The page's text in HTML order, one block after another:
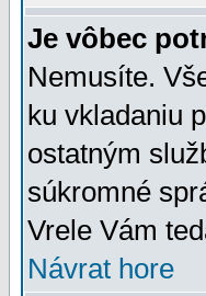
Je vôbec
Nemusíte.
ku vkladaniu
ostatným
súkromné
Vrele Vám
Návrat hore